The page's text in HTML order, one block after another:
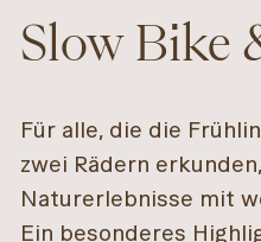
Slow Bike
Für alle, die die
zwei Rädern
Naturerlebnisse mit
Ein besonderes